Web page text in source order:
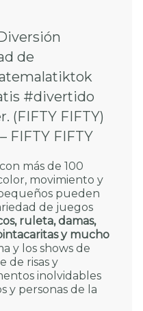
de
#divertido
(FIFTY FIFTY)
FIFTY FIFTY
más de 100
movimiento y
pueden
de juegos
ruleta, damas,
y mucho
y los shows de
de risas y
inolvidables
y personas de la